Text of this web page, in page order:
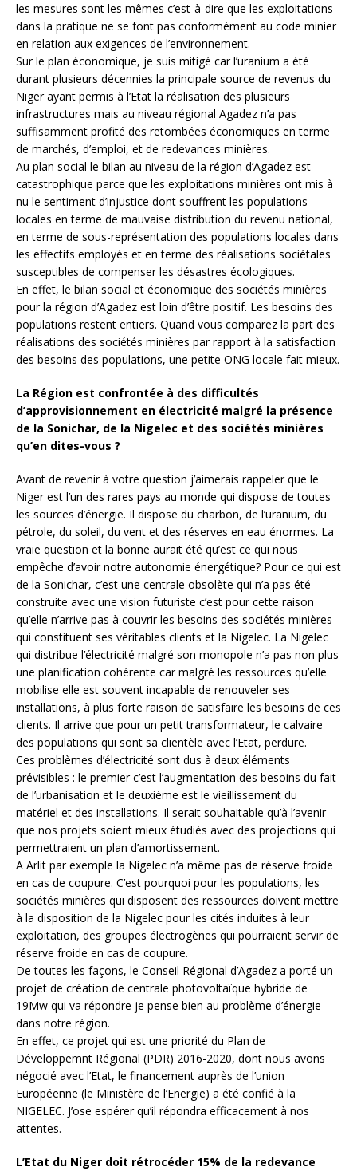
les mesures sont les mêmes c’est-à-dire que les exploitations
dans la pratique ne se font pas conformément au code minier
en relation aux exigences de l’environnement.
Sur le plan économique, je suis mitigé car l’uranium a été
durant plusieurs décennies la principale source de revenus du
Niger ayant permis à l’Etat la réalisation des plusieurs
infrastructures mais au niveau régional Agadez n’a pas
suffisamment profité des retombées économiques en terme
de marchés, d’emploi, et de redevances minières.
Au plan social le bilan au niveau de la région d’Agadez est
catastrophique parce que les exploitations minières ont mis à
nu le sentiment d’injustice dont souffrent les populations
locales en terme de mauvaise distribution du revenu national,
en terme de sous-représentation des populations locales dans
les effectifs employés et en terme des réalisations sociétales
susceptibles de compenser les désastres écologiques.
En effet, le bilan social et économique des sociétés minières
pour la région d’Agadez est loin d’être positif. Les besoins des
populations restent entiers. Quand vous comparez la part des
réalisations des sociétés minières par rapport à la satisfaction
des besoins des populations, une petite ONG locale fait mieux.
La Région est confrontée à des difficultés
d’approvisionnement en électricité malgré la présence
de la Sonichar, de la Nigelec et des sociétés minières
qu’en dites-vous ?
Avant de revenir à votre question j’aimerais rappeler que le
Niger est l’un des rares pays au monde qui dispose de toutes
les sources d’énergie. Il dispose du charbon, de l’uranium, du
pétrole, du soleil, du vent et des réserves en eau énormes. La
vraie question et la bonne aurait été qu’est ce qui nous
empêche d’avoir notre autonomie énergétique? Pour ce qui est
de la Sonichar, c’est une centrale obsolète qui n’a pas été
construite avec une vision futuriste c’est pour cette raison
qu’elle n’arrive pas à couvrir les besoins des sociétés minières
qui constituent ses véritables clients et la Nigelec. La Nigelec
qui distribue l’électricité malgré son monopole n’a pas non plus
une planification cohérente car malgré les ressources qu’elle
mobilise elle est souvent incapable de renouveler ses
installations, à plus forte raison de satisfaire les besoins de ces
clients. Il arrive que pour un petit transformateur, le calvaire
des populations qui sont sa clientèle avec l’Etat, perdure.
Ces problèmes d’électricité sont dus à deux éléments
prévisibles : le premier c’est l’augmentation des besoins du fait
de l’urbanisation et le deuxième est le vieillissement du
matériel et des installations. Il serait souhaitable qu’à l’avenir
que nos projets soient mieux étudiés avec des projections qui
permettraient un plan d’amortissement.
A Arlit par exemple la Nigelec n’a même pas de réserve froide
en cas de coupure. C’est pourquoi pour les populations, les
sociétés minières qui disposent des ressources doivent mettre
à la disposition de la Nigelec pour les cités induites à leur
exploitation, des groupes électrogènes qui pourraient servir de
réserve froide en cas de coupure.
De toutes les façons, le Conseil Régional d’Agadez a porté un
projet de création de centrale photovoltaïque hybride de
19Mw qui va répondre je pense bien au problème d’énergie
dans notre région.
En effet, ce projet qui est une priorité du Plan de
Développemnt Régional (PDR) 2016-2020, dont nous avons
négocié avec l’Etat, le financement auprès de l’union
Européenne (le Ministère de l’Energie) a été confié à la
NIGELEC. J’ose espérer qu’il répondra efficacement à nos
attentes.
L’Etat du Niger doit rétrocéder 15% de la redevance